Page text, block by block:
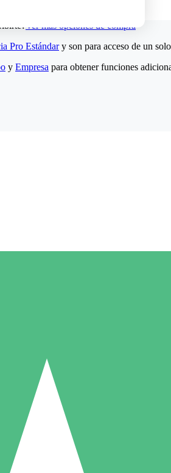
Ver más opciones de compra
5 Descargas
15
Pro Estándary son para acceso de un
y Empresa para obtener funciones